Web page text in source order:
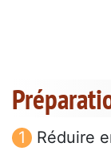
Réduire